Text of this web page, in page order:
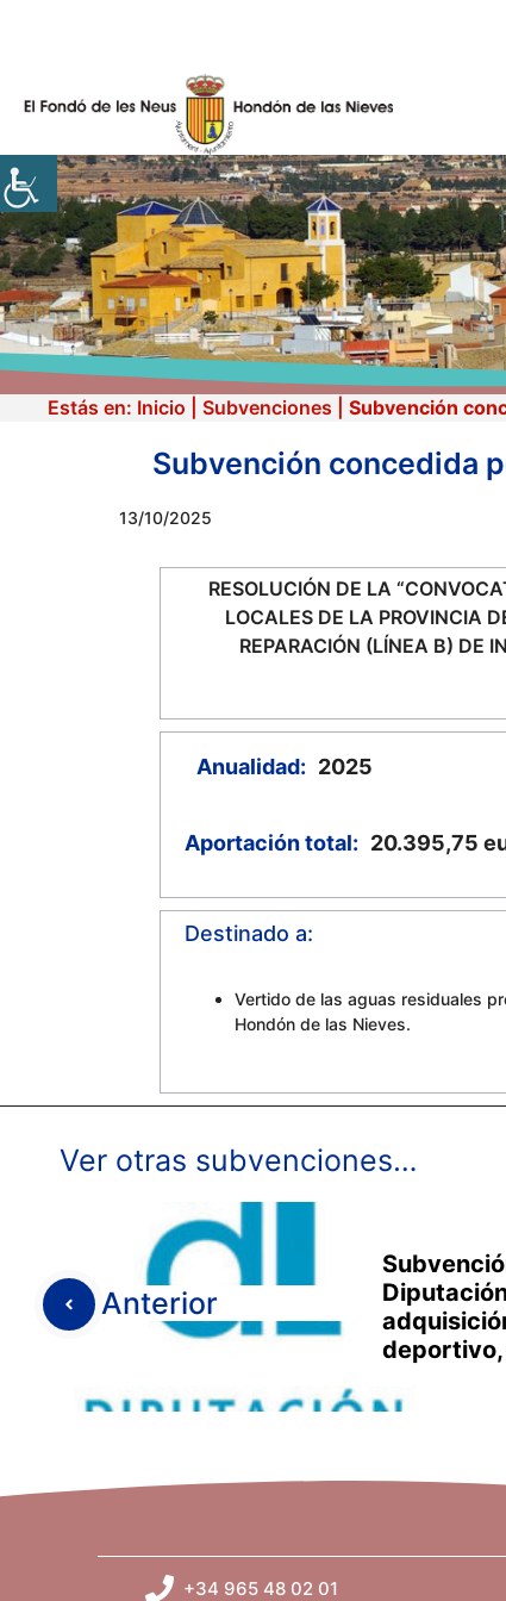
Estás en: Inicio Subvenciones Subvención
Subvención concedida
13/10/2025
RESOLUCIÓN DE LA
LOCALES DE LA PROVINCIA
REPARACIÓN (LÍNEA B) DE
Anualidad: 2025
Aportación total: 20.395,75
Destinado a:
Vertido de las aguas residuales
Hondón de las Nieves.
Ver otras subvenciones…
Anterior
+34 965 48 02 01